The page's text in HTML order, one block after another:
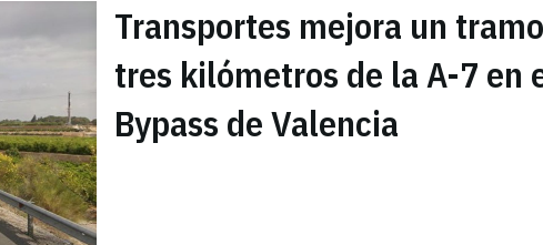
Transportes mejora un
tres kilómetros de la A-7 en
Bypass de Valencia